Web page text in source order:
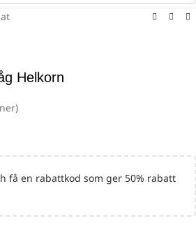
Helkorn
få en rabattkod som ger 50% rabatt